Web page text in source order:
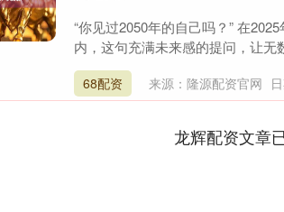
“你见过2050年的自己吗？” 在
内，这句充满未来感的提问，让无
68配资 来源：隆源配资官网
龙辉配资文章